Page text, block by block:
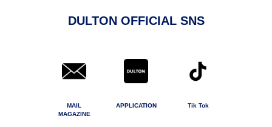
DULTON OFFICIAL SNS
MAIL
MAGAZINE
APPLICATION Tik Tok